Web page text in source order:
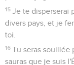
15 Je te disperserai
divers pays, et je
toi.
16 Tu seras souillée
sauras que je suis